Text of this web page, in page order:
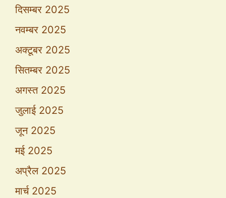
दिसम्बर 2025
नवम्बर 2025
अक्टूबर 2025
सितम्बर 2025
अगस्त 2025
जुलाई 2025
जून 2025
मई 2025
अप्रैल 2025
मार्च 2025